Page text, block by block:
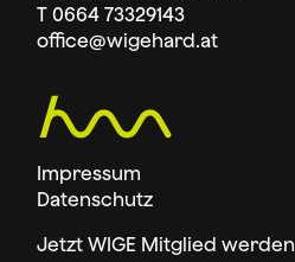
T 0664 73329143
office@wigehard.at
Impressum
Datenschutz
Jetzt WIGE Mitglied werden